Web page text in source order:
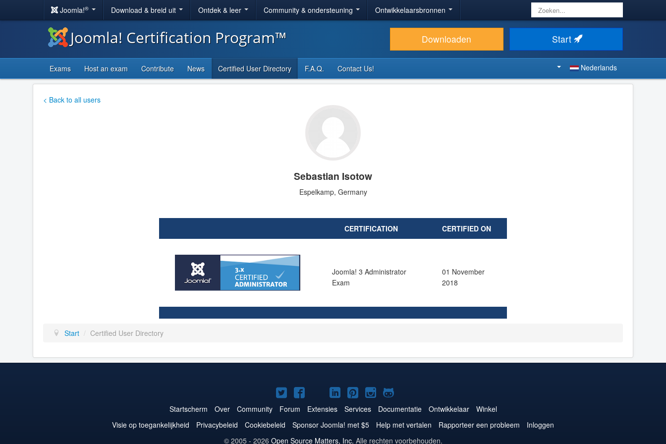
Joomla!® Download & breid uit Ontdek & leer Community & ondersteuning Ontwikkelaarsbronnen Zoeken...
Joomla! Certification Program™ Downloaden Start
Exams Host an exam Contribute News Certified User Directory F.A.Q. Contact Us! Nederlands
< Back to all users
Sebastian Isotow
Espelkamp, Germany
CERTIFICATION CERTIFIED ON
Joomla! 3 Administrator
Exam
01 November
2018
Start / Certified User Directory
Joomla!
op
Twitter
Joomla!
op
Facebook
Joomla!
op
YouTube
Joomla!
op
LinkedIn
Joomla!
op
Pinterest
Joomla!
op
Instagram
Joomla!
op
GitHub
Startscherm Over Community Forum Extensies Services Documentatie Ontwikkelaar
Winkel
Visie op toegankelijkheid
Privacybeleid Cookiebeleid Sponsor Joomla! met $5 Help met vertalen Rapporteer een probleem
Inloggen
© 2005 - 2026 Open Source Matters, Inc. Alle rechten voorbehouden.